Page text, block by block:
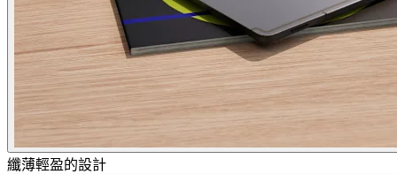
纖薄輕盈的設計